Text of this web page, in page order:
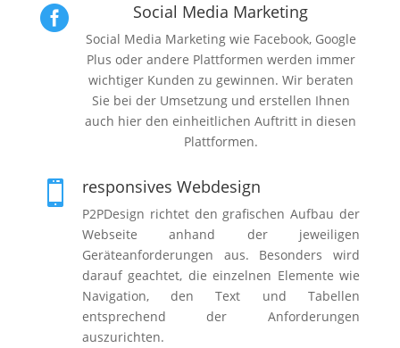
 Social Media Marketing
Social Media Marketing wie Facebook, Google
Plus oder andere Plattformen werden immer
wichtiger Kunden zu gewinnen. Wir beraten
Sie bei der Umsetzung und erstellen Ihnen
auch hier den einheitlichen Auftritt in diesen
Plattformen.
 responsives Webdesign
P2PDesign richtet den grafischen Aufbau der
Webseite anhand der jeweiligen
Geräteanforderungen aus. Besonders wird
darauf geachtet, die einzelnen Elemente wie
Navigation, den Text und Tabellen
entsprechend der Anforderungen
auszurichten.